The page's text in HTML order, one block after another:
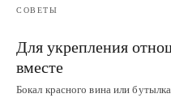
СОВЕТЫ
Для укрепления
вместе
Бокал красного вина или